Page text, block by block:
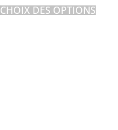
CHOIX DES OPTIONS